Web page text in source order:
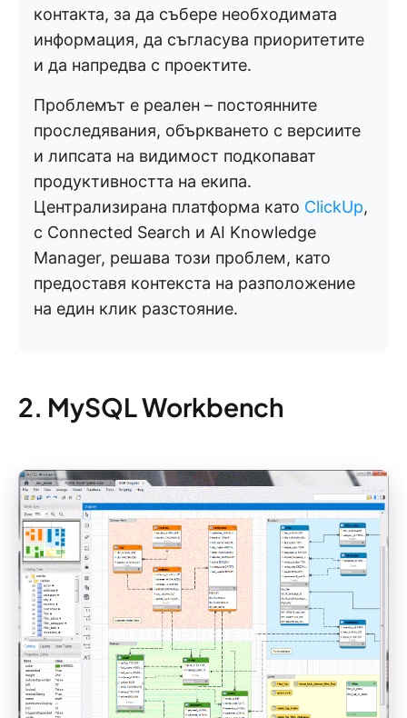
контакта, за да събере необходимата
информация, да съгласува приоритетите
и да напредва с проектите.
Проблемът е реален – постоянните
проследявания, объркването с версиите
и липсата на видимост подкопават
продуктивността на екипа.
Централизирана платформа като ClickUp,
с Connected Search и AI Knowledge
Manager, решава този проблем, като
предоставя контекста на разположение
на един клик разстояние.
2. MySQL Workbench